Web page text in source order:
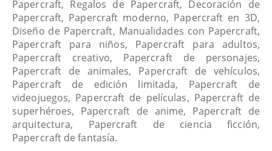
Papercraft, Regalos de Papercraft, Decoración de
Papercraft, Papercraft moderno, Papercraft en 3D,
Diseño de Papercraft, Manualidades con Papercraft,
Papercraft para niños, Papercraft para adultos,
Papercraft creativo, Papercraft de personajes,
Papercraft de animales, Papercraft de vehículos,
Papercraft de edición limitada, Papercraft de
videojuegos, Papercraft de películas, Papercraft de
superhéroes, Papercraft de anime, Papercraft de
arquitectura, Papercraft de ciencia ficción,
Papercraft de fantasía.